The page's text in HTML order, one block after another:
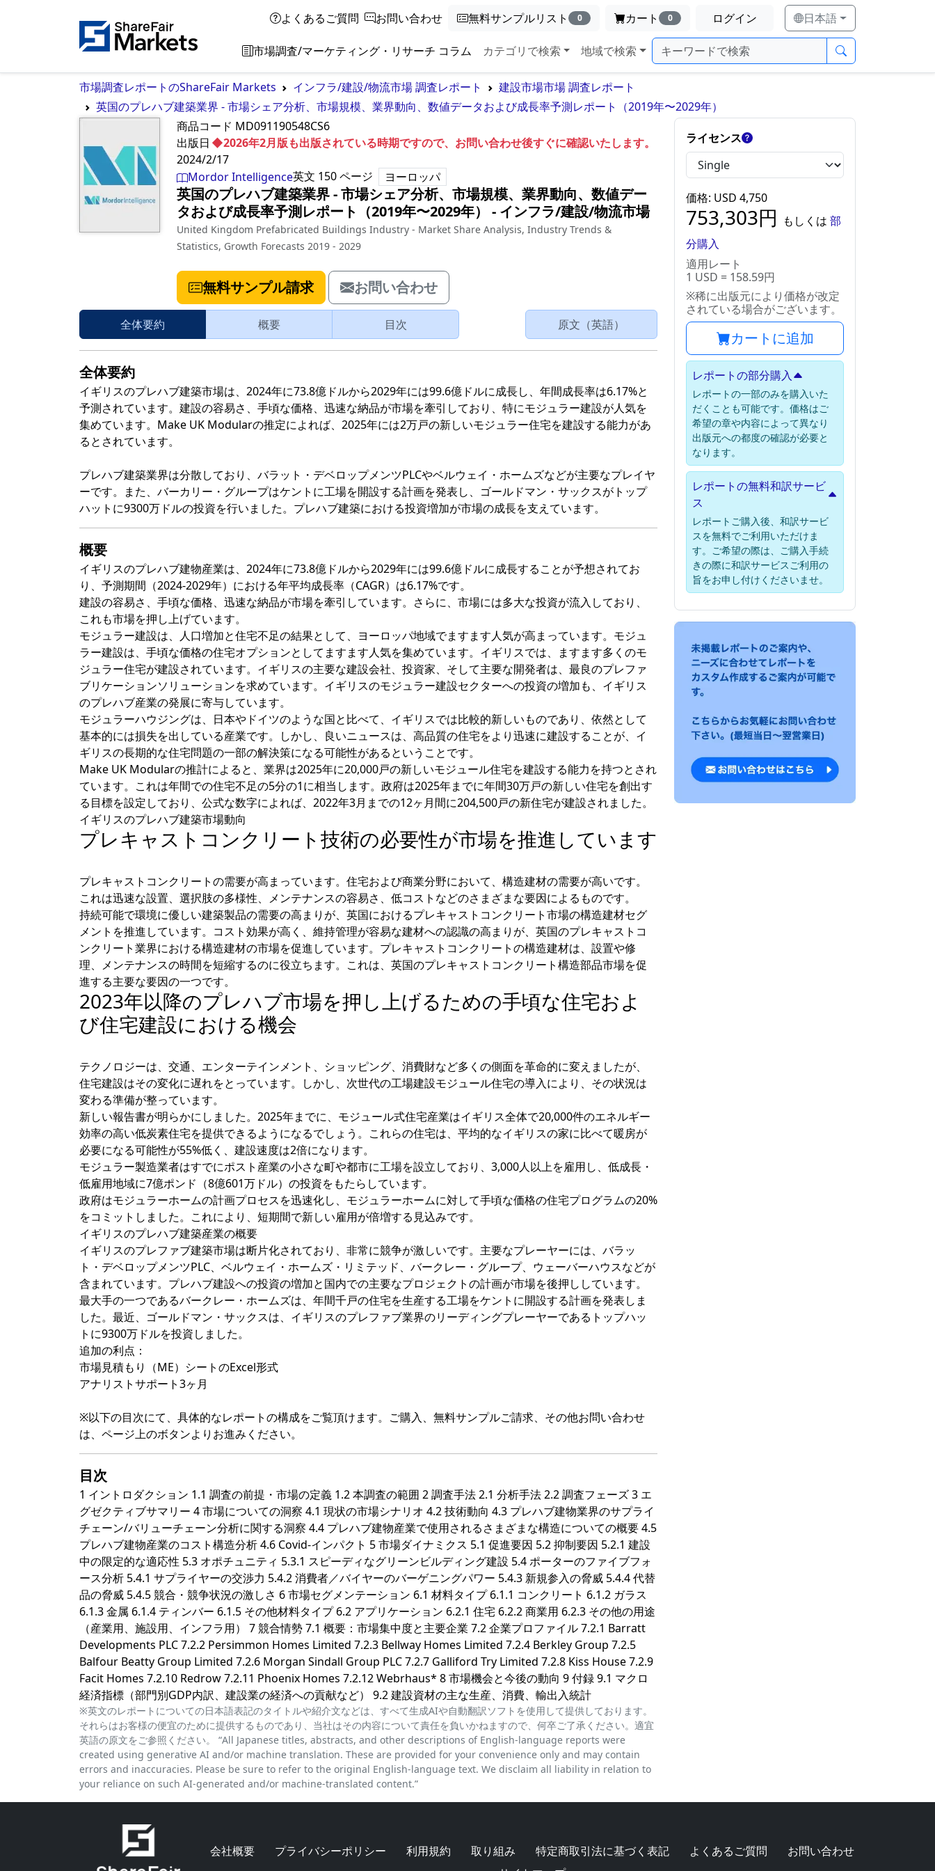
よくあるご質問 お問い合わせ 無料サンプルリスト 0 カート 0 ログイン 日本語
市場調査/マーケティング・リサーチ コラム カテゴリで検索 地域で検索
市場調査レポートのShareFair Markets インフラ/建設/物流市場 調査レポート
建設市場市場 調査レポート
英国のプレハブ建築業界 - 市場シェア分析、市場規模、業界動向、数値データおよび成長率予測レポート（2019年〜2029年）
商品コード MD091190548CS6
◆2026年2月版も出版されている時期ですので、お問い合わせ後すぐに確認いたします。
出版日
2024/2/17
Mordor Intelligence英文 150ページ ヨーロッパ
英国のプレハブ建築業界 - 市場シェア分析、市場規模、業界動向、数値デー
タおよび成長率予測レポート（2019年〜2029年）
‐ インフラ/建設/物流市場
United Kingdom Prefabricated Buildings Industry - Market Share Analysis, Industry Trends &
Statistics, Growth Forecasts 2019 - 2029
無料サンプル請求 お問い合わせ
全体要約 概要 目次 原文（英語）
全体要約
イギリスのプレハブ建築市場は、2024年に73.8億ドルから2029年には99.6億ドルに成長し、年間成長率は6.17%と
予測されています。建設の容易さ、手頃な価格、迅速な納品が市場を牽引しており、特にモジュラー建設が人気を
集めています。Make UK Modularの推定によれば、2025年には2万戸の新しいモジュラー住宅を建設する能力があ
るとされています。
プレハブ建築業界は分散しており、バラット・デベロップメンツPLCやベルウェイ・ホームズなどが主要なプレイヤ
ーです。また、バーカリー・グループはケントに工場を開設する計画を発表し、ゴールドマン・サックスがトップ
ハットに9300万ドルの投資を行いました。プレハブ建築における投資増加が市場の成長を支えています。
概要
イギリスのプレハブ建物産業は、2024年に73.8億ドルから2029年には99.6億ドルに成長することが予想されてお
り、予測期間（2024-2029年）における年平均成長率（CAGR）は6.17%です。
建設の容易さ、手頃な価格、迅速な納品が市場を牽引しています。さらに、市場には多大な投資が流入しており、
これも市場を押し上げています。
モジュラー建設は、人口増加と住宅不足の結果として、ヨーロッパ地域でますます人気が高まっています。モジュ
ラー建設は、手頃な価格の住宅オプションとしてますます人気を集めています。イギリスでは、ますます多くのモ
ジュラー住宅が建設されています。イギリスの主要な建設会社、投資家、そして主要な開発者は、最良のプレファ
ブリケーションソリューションを求めています。イギリスのモジュラー建設セクターへの投資の増加も、イギリス
のプレハブ産業の発展に寄与しています。
モジュラーハウジングは、日本やドイツのような国と比べて、イギリスでは比較的新しいものであり、依然として
基本的には損失を出している産業です。しかし、良いニュースは、高品質の住宅をより迅速に建設することが、イ
ギリスの長期的な住宅問題の一部の解決策になる可能性があるということです。
Make UK Modularの推計によると、業界は2025年に20,000戸の新しいモジュール住宅を建設する能力を持つとされ
ています。これは年間での住宅不足の5分の1に相当します。政府は2025年までに年間30万戸の新しい住宅を創出す
る目標を設定しており、公式な数字によれば、2022年3月までの12ヶ月間に204,500戸の新住宅が建設されました。
イギリスのプレハブ建築市場動向
プレキャストコンクリート技術の必要性が市場を推進しています
プレキャストコンクリートの需要が高まっています。住宅および商業分野において、構造建材の需要が高いです。
これは迅速な設置、選択肢の多様性、メンテナンスの容易さ、低コストなどのさまざまな要因によるものです。
持続可能で環境に優しい建築製品の需要の高まりが、英国におけるプレキャストコンクリート市場の構造建材セグ
メントを推進しています。コスト効果が高く、維持管理が容易な建材への認識の高まりが、英国のプレキャストコ
ンクリート業界における構造建材の市場を促進しています。プレキャストコンクリートの構造建材は、設置や修
理、メンテナンスの時間を短縮するのに役立ちます。これは、英国のプレキャストコンクリート構造部品市場を促
進する主要な要因の一つです。
2023年以降のプレハブ市場を押し上げるための手頃な住宅およ
び住宅建設における機会
テクノロジーは、交通、エンターテインメント、ショッピング、消費財など多くの側面を革命的に変えましたが、
住宅建設はその変化に遅れをとっています。しかし、次世代の工場建設モジュール住宅の導入により、その状況は
変わる準備が整っています。
新しい報告書が明らかにしました。2025年までに、モジュール式住宅産業はイギリス全体で20,000件のエネルギー
効率の高い低炭素住宅を提供できるようになるでしょう。これらの住宅は、平均的なイギリスの家に比べて暖房が
必要になる可能性が55%低く、建設速度は2倍になります。
モジュラー製造業者はすでにポスト産業の小さな町や都市に工場を設立しており、3,000人以上を雇用し、低成長・
低雇用地域に7億ポンド（8億601万ドル）の投資をもたらしています。
政府はモジュラーホームの計画プロセスを迅速化し、モジュラーホームに対して手頃な価格の住宅プログラムの20%
をコミットしました。これにより、短期間で新しい雇用が倍増する見込みです。
イギリスのプレハブ建築産業の概要
イギリスのプレファブ建築市場は断片化されており、非常に競争が激しいです。主要なプレーヤーには、バラッ
ト・デベロップメンツPLC、ベルウェイ・ホームズ・リミテッド、バークレー・グループ、ウェーバーハウスなどが
含まれています。プレハブ建設への投資の増加と国内での主要なプロジェクトの計画が市場を後押ししています。
最大手の一つであるバークレー・ホームズは、年間千戸の住宅を生産する工場をケントに開設する計画を発表しま
した。最近、ゴールドマン・サックスは、イギリスのプレファブ業界のリーディングプレーヤーであるトップハッ
トに9300万ドルを投資しました。
追加の利点：
市場見積もり（ME）シートのExcel形式
アナリストサポート3ヶ月
※以下の目次にて、具体的なレポートの構成をご覧頂けます。ご購入、無料サンプルご請求、その他お問い合わせ
は、ページ上のボタンよりお進みください。
目次
1 イントロダクション 1.1 調査の前提・市場の定義 1.2 本調査の範囲 2 調査手法 2.1 分析手法 2.2 調査フェーズ 3 エ
グゼクティブサマリー 4 市場についての洞察 4.1 現状の市場シナリオ 4.2 技術動向 4.3 プレハブ建物業界のサプライ
チェーン/バリューチェーン分析に関する洞察 4.4 プレハブ建物産業で使用されるさまざまな構造についての概要 4.5
プレハブ建物産業のコスト構造分析 4.6 Covid-インパクト 5 市場ダイナミクス 5.1 促進要因 5.2 抑制要因 5.2.1 建設
中の限定的な適応性 5.3 オポチュニティ 5.3.1 スピーディなグリーンビルディング建設 5.4 ポーターのファイブフォ
ース分析 5.4.1 サプライヤーの交渉力 5.4.2 消費者／バイヤーのバーゲニングパワー 5.4.3 新規参入の脅威 5.4.4 代替
品の脅威 5.4.5 競合・競争状況の激しさ 6 市場セグメンテーション 6.1 材料タイプ 6.1.1 コンクリート 6.1.2 ガラス
6.1.3 金属 6.1.4 ティンバー 6.1.5 その他材料タイプ 6.2 アプリケーション 6.2.1 住宅 6.2.2 商業用 6.2.3 その他の用途
（産業用、施設用、インフラ用） 7 競合情勢 7.1 概要：市場集中度と主要企業 7.2 企業プロファイル 7.2.1 Barratt
Developments PLC 7.2.2 Persimmon Homes Limited 7.2.3 Bellway Homes Limited 7.2.4 Berkley Group 7.2.5
Balfour Beatty Group Limited 7.2.6 Morgan Sindall Group PLC 7.2.7 Galliford Try Limited 7.2.8 Kiss House 7.2.9
Facit Homes 7.2.10 Redrow 7.2.11 Phoenix Homes 7.2.12 Webrhaus* 8 市場機会と今後の動向 9 付録 9.1 マクロ
経済指標（部門別GDP内訳、建設業の経済への貢献など） 9.2 建設資材の主な生産、消費、輸出入統計
※英文のレポートについての日本語表記のタイトルや紹介文などは、すべて生成AIや自動翻訳ソフトを使用して提供しております。
それらはお客様の便宜のために提供するものであり、当社はその内容について責任を負いかねますので、何卒ご了承ください。適宜
英語の原文をご参照ください。 “All Japanese titles, abstracts, and other descriptions of English-language reports were
created using generative AI and/or machine translation. These are provided for your convenience only and may contain
errors and inaccuracies. Please be sure to refer to the original English-language text. We disclaim all liability in relation to
your reliance on such AI-generated and/or machine-translated content.”
ライセンス
価格: USD 4,750
753,303円 もしくは 部
分購入
適用レート
1 USD = 158.59円
※稀に出版元により価格が改定
されている場合がございます。
カートに追加
レポートの部分購入
レポートの一部のみを購入いた
だくことも可能です。価格はご
希望の章や内容によって異なり
出版元への都度の確認が必要と
なります。
レポートの無料和訳サービ
ス
レポートご購入後、和訳サービ
スを無料でご利用いただけま
す。ご希望の際は、ご購入手続
きの際に和訳サービスご利用の
旨をお申し付けくださいませ。
会社概要 プライバシーポリシー 利用規約 取り組み 特定商取引法に基づく表記 よくあるご質問
お問い合わせ